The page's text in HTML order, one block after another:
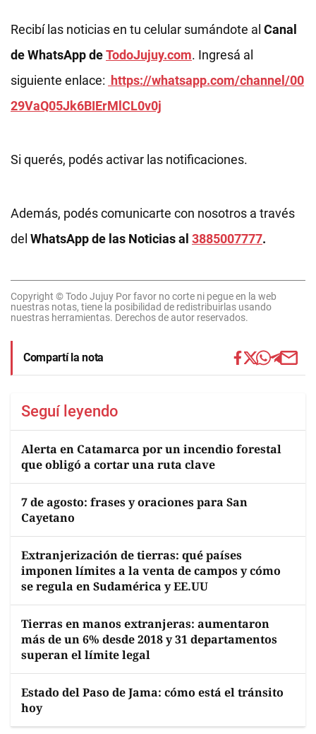
Recibí las noticias en tu celular sumándote al Canal
de WhatsApp deTodoJujuy.com. Ingresá al
siguiente enlace: https://whatsapp.com/channel/00
29VaQ05Jk6BIErMlCL0v0j
Si querés, podés activar las notificaciones.
Además, podés comunicarte con nosotros a través
del WhatsApp de las Noticias al 3885007777.
Copyright © Todo Jujuy Por favor no corte ni pegue en la web
nuestras notas, tiene la posibilidad de redistribuirlas usando
nuestras herramientas. Derechos de autor reservados.
Compartí la nota
Seguí leyendo
Alerta en Catamarca por un incendio forestal
que obligó a cortar una ruta clave
7 de agosto: frases y oraciones para San
Cayetano
Extranjerización de tierras: qué países
imponen límites a la venta de campos y cómo
se regula en Sudamérica y EE.UU
Tierras en manos extranjeras: aumentaron
más de un 6% desde 2018 y 31 departamentos
superan el límite legal
Estado del Paso de Jama: cómo está el tránsito
hoy